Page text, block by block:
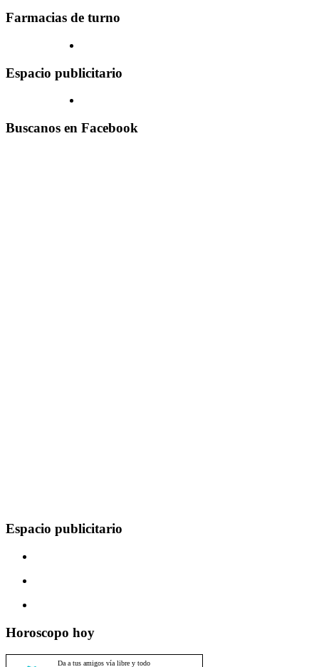
Farmacias de turno
Espacio publicitario
Buscanos en Facebook
Espacio publicitario
Horoscopo hoy